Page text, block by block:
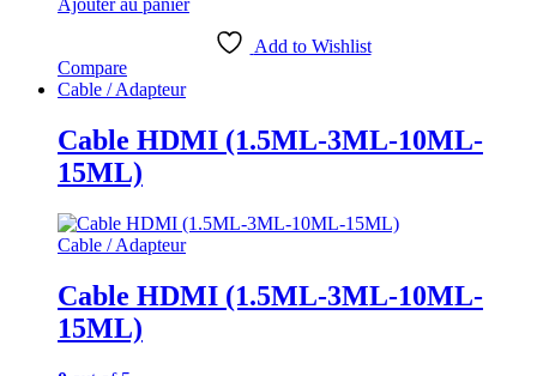
Ajouter au panier
Add to Wishlist
Compare
Cable / Adapteur
Cable HDMI (1.5ML-3ML-10ML-
15ML)
Cable / Adapteur
Cable HDMI (1.5ML-3ML-10ML-
15ML)